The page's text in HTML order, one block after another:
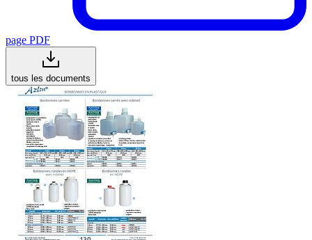
page PDF
tous les documents